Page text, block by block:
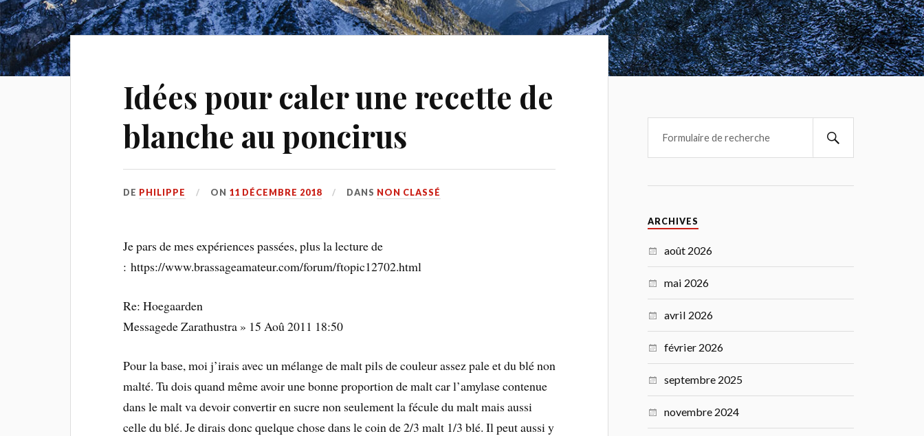
Idées pour caler une recette de
blanche au poncirus
DE PHILIPPE ON 11 DÉCEMBRE 2018 DANS NON CLASSÉ
Je pars de mes expériences passées, plus la lecture de
: https://www.brassageamateur.com/forum/ftopic12702.html
Re: Hoegaarden
Messagede Zarathustra » 15 Aoû 2011 18:50
Pour la base, moi j’irais avec un mélange de malt pils de couleur assez pale et du blé non
malté. Tu dois quand même avoir une bonne proportion de malt car l’amylase contenue
dans le malt va devoir convertir en sucre non seulement la fécule du malt mais aussi
celle du blé. Je dirais donc quelque chose dans le coin de 2/3 malt 1/3 blé. Il peut aussi y
ARCHIVES
août 2026
mai 2026
avril 2026
février 2026
septembre 2025
novembre 2024